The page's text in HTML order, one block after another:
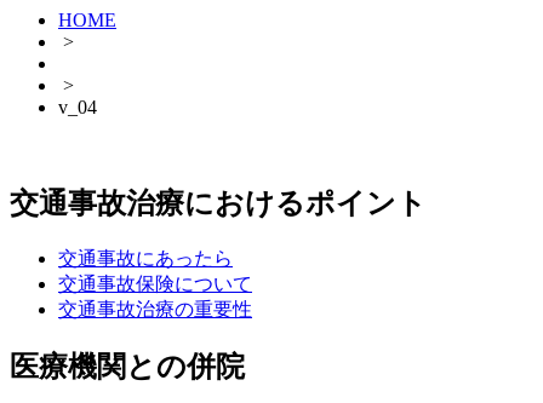
HOME
>
>
v_04
交通事故治療におけるポイント
交通事故にあったら
交通事故保険について
交通事故治療の重要性
医療機関との併院